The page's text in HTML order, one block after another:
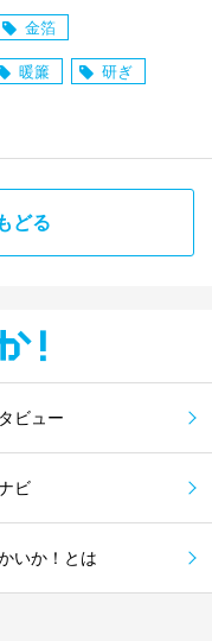
金箔
暖簾 研ぎ
どる
！
ビュー
ビ
いか！とは